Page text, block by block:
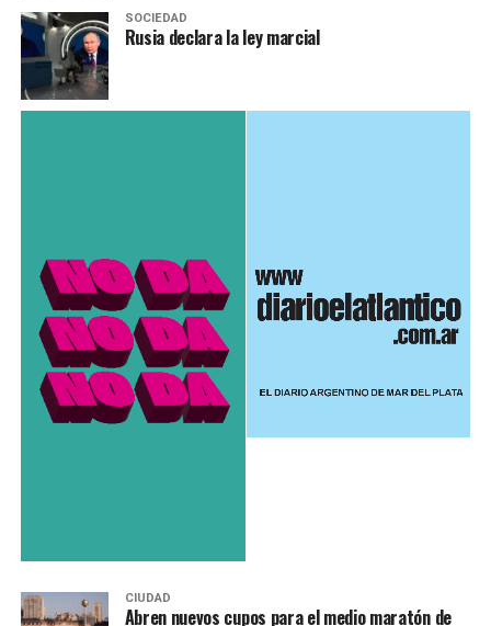
SOCIEDAD
Rusia declara la ley marcial
CIUDAD
Abren nuevos cupos para el medio maratón de